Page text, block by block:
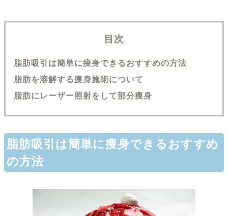
目次
脂肪吸引は簡単に痩身できるおすすめの方法
脂肪を溶解する痩身施術について
脂肪にレーザー照射をして部分痩身
脂肪吸引は簡単に痩身できるおすすめ
の方法